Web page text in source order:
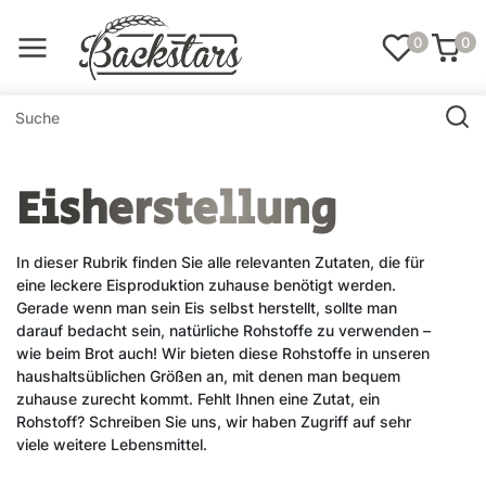
0 0
Eisherstellung
In dieser Rubrik finden Sie alle relevanten Zutaten, die für
eine leckere Eisproduktion zuhause benötigt werden.
Gerade wenn man sein Eis selbst herstellt, sollte man
darauf bedacht sein, natürliche Rohstoffe zu verwenden –
wie beim Brot auch! Wir bieten diese Rohstoffe in unseren
haushaltsüblichen Größen an, mit denen man bequem
zuhause zurecht kommt. Fehlt Ihnen eine Zutat, ein
Rohstoff? Schreiben Sie uns, wir haben Zugriff auf sehr
viele weitere Lebensmittel.